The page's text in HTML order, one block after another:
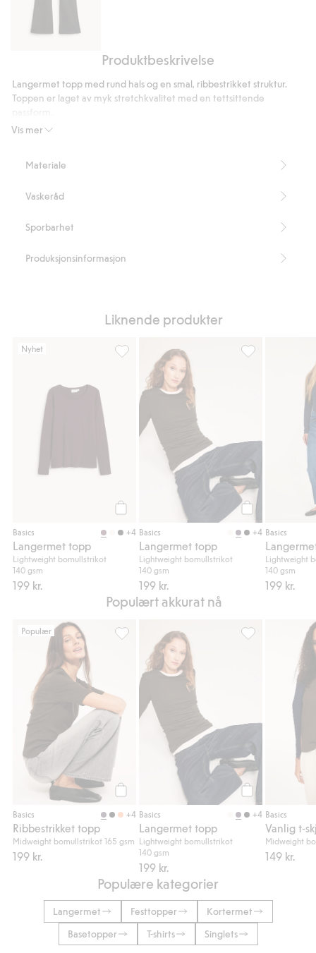
low
Produktbeskrivelse
Vis mer
Langermet topp med rund hals og en smal, ribbestrikket struktur.
Toppen er laget av myk stretchkvalitet med en tettsittende
Lengde 58 cm i størrelse S
Organic cotton In-conversion – GOTS
Materiale
Vaskeråd
Sporbarhet
Produksjonsinformasjon
Liknende produkter
Nyhet
Basics +4
Langermet topp
Lightweight bomullstrikot
140 gsm
199 kr.
Langermet topp, Legg til i favoriter
Legg til
Basics +4
Langermet topp
Lightweight bomullstrikot
140 gsm
199 kr.
Langermet
Basics
Lightweight
140 gsm
199 kr.
Populært akkurat nå
Populær
Basics +4
Ribbestrikket topp
Midweight bomullstrikot 165 gsm
199 kr.
Ribbestrikket topp, Legg til i favoriter
Legg til
Basics +4
Langermet topp
Lightweight bomullstrikot
140 gsm
199 kr.
Langermet
Basics
Vanlig t-
Midweight
149 kr.
Populære kategorier
Langermet Festtopper
Kortermet
Basetopper
T-shirts Singlets